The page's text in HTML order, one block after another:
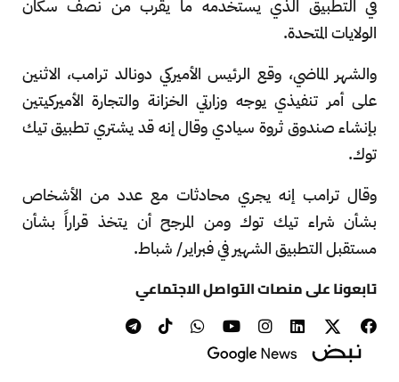
في التطبيق الذي يستخدمه ما يقرب من نصف سكان
الولايات المتحدة.
والشهر الماضي، وقع الرئيس الأميركي دونالد ترامب، الاثنين
على أمر تنفيذي يوجه وزارتي الخزانة والتجارة الأميركيتين
بإنشاء صندوق ثروة سيادي وقال إنه قد يشتري تطبيق تيك
توك.
وقال ترامب إنه يجري محادثات مع عدد من الأشخاص
بشأن شراء تيك توك ومن المرجح أن يتخذ قراراً بشأن
مستقبل التطبيق الشهير في فبراير/ شباط.
تابعونا على منصات التواصل الاجتماعي